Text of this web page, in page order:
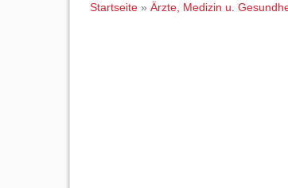
Startseite » Ärzte, Medizin u.